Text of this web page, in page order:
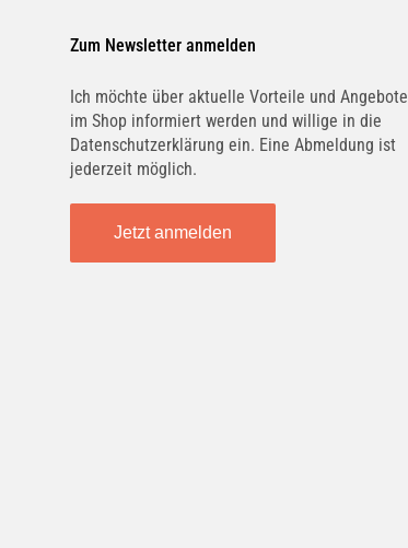
AHA392
MAGNETI MARELLI
350203066310
Zum Newsletter anmelden
Ich möchte über aktuelle Vorteile und Angebote
im Shop informiert werden und willige in die
Datenschutzerklärung ein. Eine Abmeldung ist
jederzeit möglich.
Jetzt anmelden